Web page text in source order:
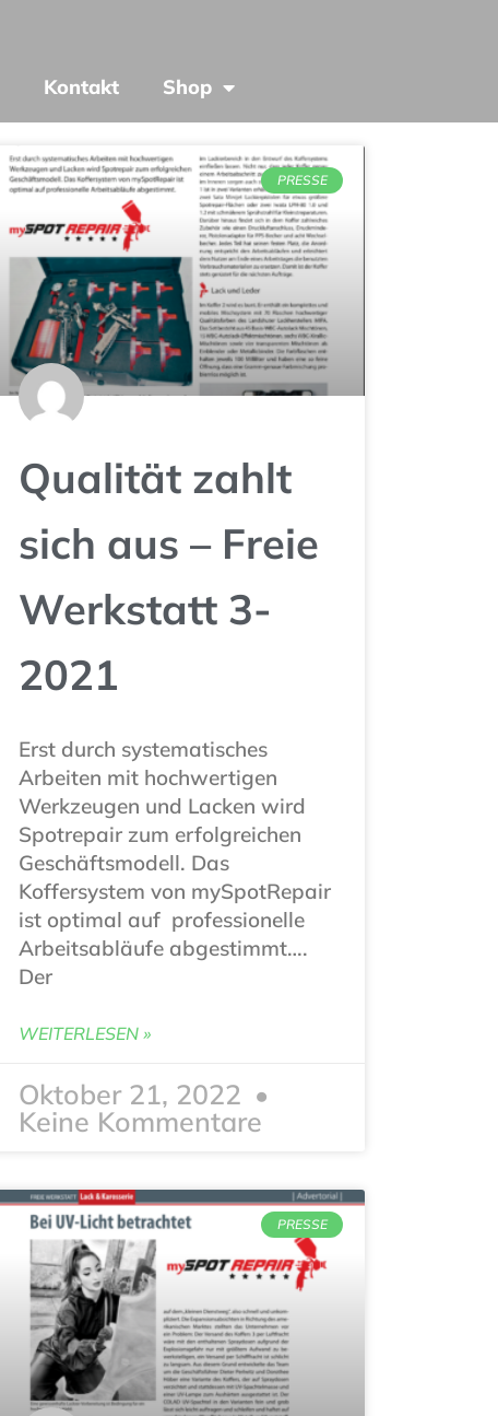
Kontakt Shop
PRESSE
Qualität zahlt
sich aus – Freie
Werkstatt 3-
2021
Erst durch systematisches
Arbeiten mit hochwertigen
Werkzeugen und Lacken wird
Spotrepair zum erfolgreichen
Geschäftsmodell. Das
Koffersystem von mySpotRepair
ist optimal auf professionelle
Arbeitsabläufe abgestimmt….
Der
WEITERLESEN »
Oktober 21, 2022
Keine Kommentare
PRESSE